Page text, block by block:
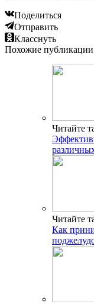
Поделиться
Отправить
Класснуть
Похожие публикации
Читайте
Читайте
Как